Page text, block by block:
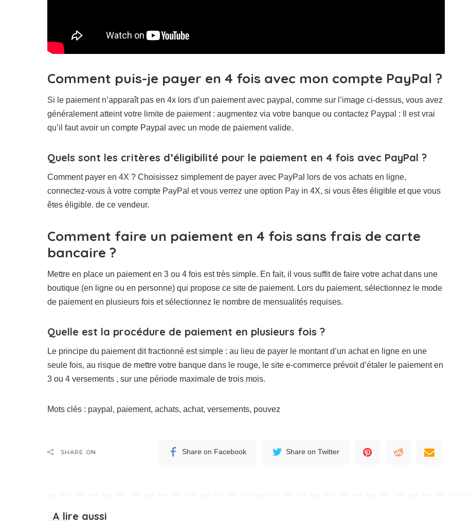
Comment puis-je payer en 4 fois avec mon compte PayPal ?
Si le paiement n’apparaît pas en 4x lors d’un paiement avec paypal, comme sur l’image ci-dessus, vous avez
généralement atteint votre limite de paiement : augmentez via votre banque ou contactez Paypal : Il est vrai
qu’il faut avoir un compte Paypal avec un mode de paiement valide.
Quels sont les critères d’éligibilité pour le paiement en 4 fois avec PayPal ?
Comment payer en 4X ? Choisissez simplement de payer avec PayPal lors de vos achats en ligne,
connectez-vous à votre compte PayPal et vous verrez une option Pay in 4X, si vous êtes éligible et que vous
êtes éligible. de ce vendeur.
Comment faire un paiement en 4 fois sans frais de carte
bancaire ?
Mettre en place un paiement en 3 ou 4 fois est très simple. En fait, il vous suffit de faire votre achat dans une
boutique (en ligne ou en personne) qui propose ce site de paiement. Lors du paiement, sélectionnez le mode
de paiement en plusieurs fois et sélectionnez le nombre de mensualités requises.
Quelle est la procédure de paiement en plusieurs fois ?
Le principe du paiement dit fractionné est simple : au lieu de payer le montant d’un achat en ligne en une
seule fois, au risque de mettre votre banque dans le rouge, le site e-commerce prévoit d’étaler le paiement en
3 ou 4 versements , sur une période maximale de trois mois.
Mots clés : paypal, paiement, achats, achat, versements, pouvez
SHARE ON Share on Facebook Share on Twitter
A lire aussi